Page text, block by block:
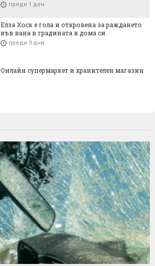
преди 1 ден
Елза Хоск е гола и откровена за раждането
във вана в градината в дома си
преди 3 дни
Онлайн супермаркет и хранителен магазин